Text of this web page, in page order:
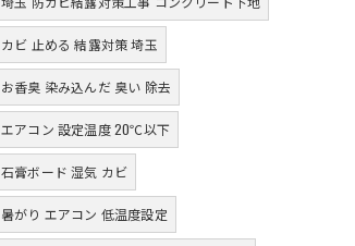
カビ 止める 結露対策 埼玉
お香臭 染み込んだ 臭い 除去
エアコン 設定温度 20℃以下
石膏ボード 湿気 カビ
暑がり エアコン 低温度設定